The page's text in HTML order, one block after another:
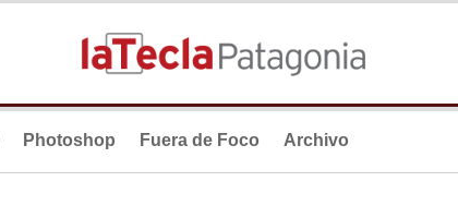
Photoshop Fuera de Foco Archivo